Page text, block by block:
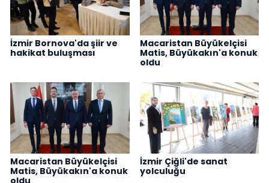
İzmir Bornova'da şiir ve
hakikat buluşması
Macaristan Büyükelçisi
Matis, Büyükakın'a konuk
oldu
Macaristan Büyükelçisi
Matis, Büyükakın'a konuk
oldu
İzmir Çiğli'de sanat
yolculuğu